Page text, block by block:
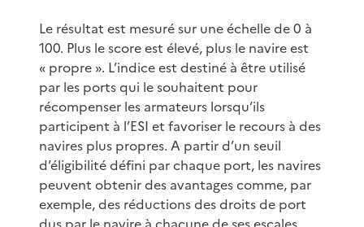
Le résultat est mesuré sur une échelle de 0 à
100. Plus le score est élevé, plus le navire est
« propre ». L’indice est destiné à être utilisé
par les ports qui le souhaitent pour
récompenser les armateurs lorsqu’ils
participent à l’ESI et favoriser le recours à des
navires plus propres. A partir d’un seuil
d’éligibilité défini par chaque port, les navires
peuvent obtenir des avantages comme, par
exemple, des réductions des droits de port